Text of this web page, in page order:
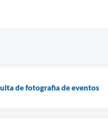
de fotografia de eventos